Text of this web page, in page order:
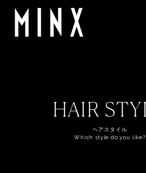
HAIR
ヘアスタイル
Which style do you like?